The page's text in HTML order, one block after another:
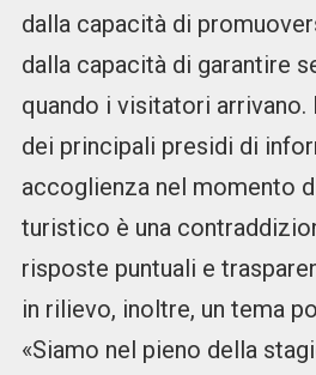
dalla capacità di
dalla capacità di garantire
quando i visitatori arrivano.
dei principali presidi di
accoglienza nel momento
turistico è una
risposte puntuali e
in rilievo, inoltre, un tema
«Siamo nel pieno della